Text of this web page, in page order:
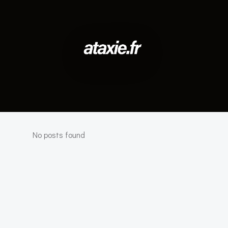
No posts found